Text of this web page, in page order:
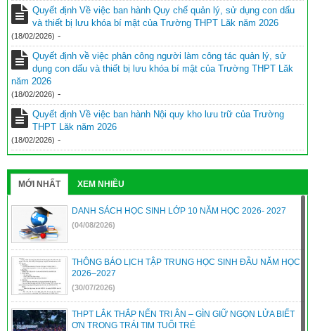
Quyết định Về việc ban hành Quy chế quản lý, sử dụng con dấu
và thiết bị lưu khóa bí mật của Trường THPT Lăk năm 2026
(18/02/2026) -
Quyết định về việc phân công người làm công tác quản lý, sử
dụng con dấu và thiết bị lưu khóa bí mật của Trường THPT Lăk
năm 2026
(18/02/2026) -
Quyết định Về việc ban hành Nội quy kho lưu trữ của Trường
THPT Lăk năm 2026
(18/02/2026) -
MỚI NHẤT XEM NHIỀU
DANH SÁCH HỌC SINH LỚP 10 NĂM HỌC 2026- 2027
(04/08/2026)
THÔNG BÁO LỊCH TẬP TRUNG HỌC SINH ĐẦU NĂM HỌC
2026–2027
(30/07/2026)
THPT LẮK THẮP NẾN TRI ÂN – GÌN GIỮ NGỌN LỬA BIẾT
ƠN TRONG TRÁI TIM TUỔI TRẺ